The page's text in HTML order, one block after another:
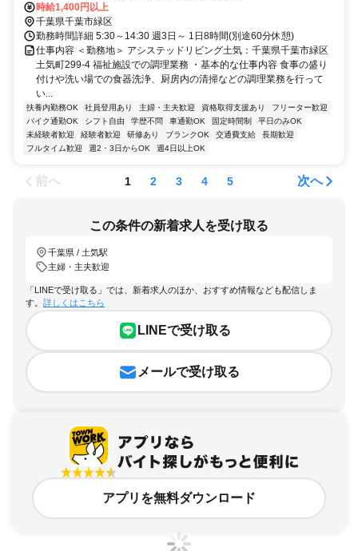
時給1,400円以上
千葉県千葉市緑区
勤務時間詳細 5:30～14:30 週3日～ 1日8時間(別途60分休憩)
仕事内容 ＜勤務地＞ アシステッドリビング土気：千葉県千葉市緑区
土気町299-4 福祉施設での調理業務 ・基本的な仕事内容 食事の盛り
付けや洗い場での食器洗浄、厨房内の清掃などの調理業務を行って
い...
扶養内勤務OK 社員登用あり 主婦・主夫歓迎 資格取得支援あり
フリーター歓迎
バイク通勤OK
シフト自由 学歴不問 車通勤OK 固定時間制
平日のみOK
未経験者歓迎
経験者歓迎 研修あり ブランクOK 交通費支給
長期歓迎
フルタイム歓迎
週2・3日からOK 週4日以上OK
前へ 1 2 3 4 5 次へ
この条件の新着求人を受け取る
千葉県 / 土気駅
主婦・主夫歓迎
「LINEで受け取る」では、新着求人のほか、おすすめ情報なども配信しま
す。 詳しくはこちら
LINEで受け取る
メールで受け取る
アプリを無料ダウンロード